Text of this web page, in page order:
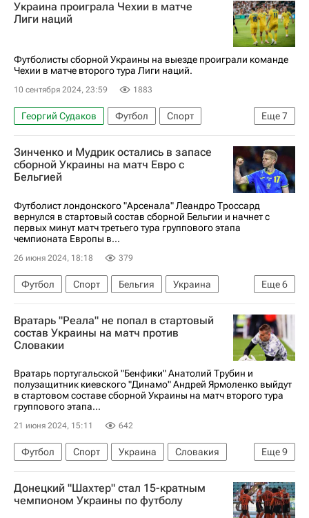
Каан Кайринен Ливерпуль
Шахтер
Украина проиграла Чехии в матче
Лиги наций
Футболисты сборной Украины на выезде проиграли команде
Чехии в матче второго тура Лиги наций.
10 сентября 2024, 23:59 1883
Еще7
Георгий Судаков Футбол
Спорт
Украина
Чехия Грузия
Томаш Соучек
Лига Наций
Георгий Кочорашвили
Лига наций УЕФА. Лига B
Зинченко и Мудрик остались в запасе
сборной Украины на матч Евро с
Бельгией
Футболист лондонского "Арсенала" Леандро Троссард
вернулся в стартовый состав сборной Бельгии и начнет с
первых минут матч третьего тура группового этапа
чемпионата Европы в...
26 июня 2024, 18:18 379
Еще6
Футбол Спорт Бельгия
Украина
Германия
Леандро Троссард
Жереми Доку
Ромелу Лукаку
Арсенал (Лондон)
Вратарь "Реала" не попал в стартовый
состав Украины на матч против
Словакии
Вратарь португальской "Бенфики" Анатолий Трубин и
полузащитник киевского "Динамо" Андрей Ярмоленко выйдут
в стартовом составе сборной Украины на матч второго тура
группового этапа...
21 июня 2024, 15:11 642
Еще9
Футбол Спорт Украина
Словакия
Дюссельдорф
Андрей Ярмоленко
Анатолий Трубин
Александр Зинченко
Донецкий "Шахтер" стал 15-кратным
чемпионом Украины по футболу